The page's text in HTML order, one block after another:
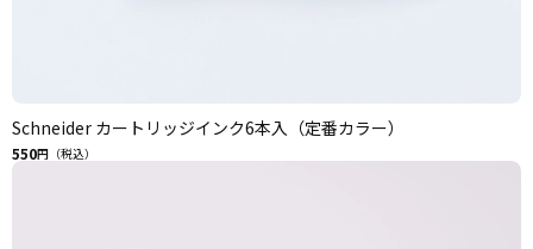
Schneider カートリッジインク6本入（定番カラー）
550円（税込）